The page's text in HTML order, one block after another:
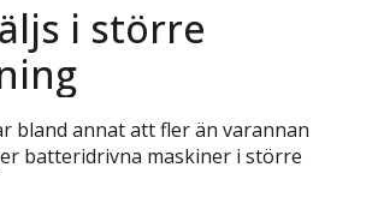
i större
bland annat att fler än varannan
batteridrivna maskiner i större